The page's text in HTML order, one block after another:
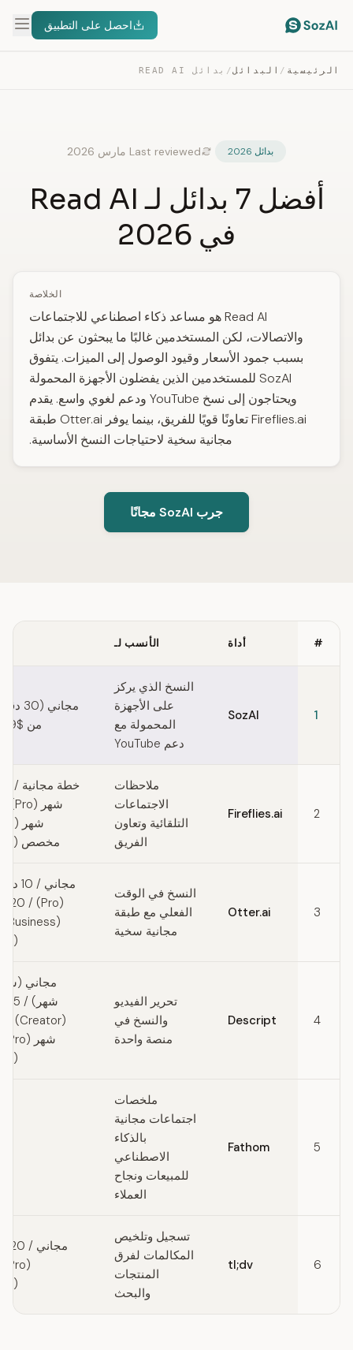
احصل على التطبيق
الرئيسية / البدائل/ بدائل READ AI
بدائل 2026 Last reviewed مارس 2026
أفضل 7 بدائل لـ Read AI
في 2026
الخلاصة
Read AI هو مساعد ذكاء اصطناعي للاجتماعات
والاتصالات، لكن المستخدمين غالبًا ما يبحثون عن بدائل
بسبب جمود الأسعار وقيود الوصول إلى الميزات. يتفوق
SozAI للمستخدمين الذين يفضلون الأجهزة المحمولة
ويحتاجون إلى نسخ YouTube ودعم لغوي واسع. يقدم
Fireflies.ai تعاونًا قويًا للفريق، بينما يوفر Otter.ai طبقة
مجانية سخية لاحتياجات النسخ الأساسية.
جرب SozAI مجانًا
# أداة الأنسب لـ
1
SozAI
النسخ الذي يركز
على الأجهزة
المحمولة مع
دعم YouTube
من $44.99 سنويًا
2
Fireflies.ai
ملاحظات
الاجتماعات
التلقائية وتعاون
الفريق
مخصص (Enterprise)
3
Otter.ai
النسخ في الوقت
الفعلي مع طبقة
مجانية سخية
(Enterprise)
4
Descript
تحرير الفيديو
والنسخ في
منصة واحدة
مجاني
(Enterprise)
5
Fathom
ملخصات
اجتماعات مجانية
بالذكاء
الاصطناعي
للمبيعات ونجاح
العملاء
6
tl;dv
تسجيل وتلخيص
المكالمات لفرق
المنتجات
والبحث
(Enterprise)